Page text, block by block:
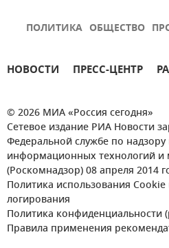
ПОЛИТИКА ОБЩЕСТВО
НОВОСТИ ПРЕСС-ЦЕНТР
© 2026 МИА «Россия сегодня»
Сетевое издание РИА Новости
Федеральной службе по надзору
информационных технологий
(Роскомнадзор) 08 апреля 2014
Политика использования
логирования
Политика конфиденциальности
Правила применения